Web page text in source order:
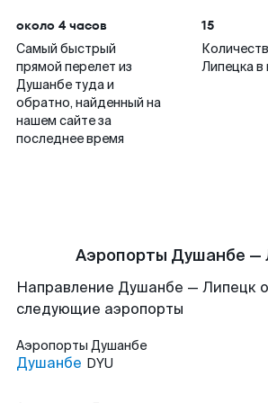
около 4 часов
Самый быстрый
прямой перелет из
Душанбе туда и
обратно, найденный на
нашем сайте за
последнее время
15
Липецка
Аэропорты Душанбе —
Направление Душанбе — Липецк
следующие аэропорты
Аэропорты Душанбе
Душанбе DYU